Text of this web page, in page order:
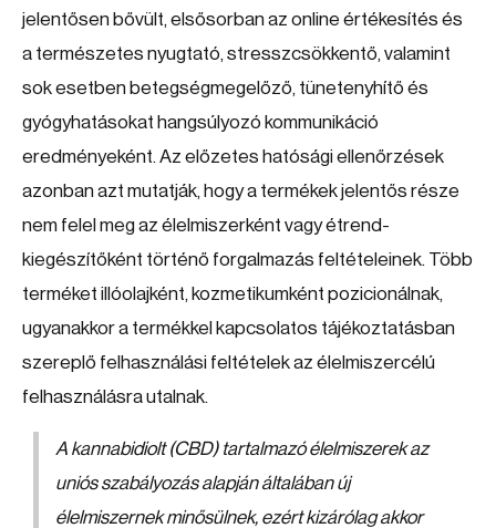
jelentősen bővült, elsősorban az online értékesítés és
a természetes nyugtató, stresszcsökkentő, valamint
sok esetben betegségmegelőző, tünetenyhítő és
gyógyhatásokat hangsúlyozó kommunikáció
eredményeként. Az előzetes hatósági ellenőrzések
azonban azt mutatják, hogy a termékek jelentős része
nem felel meg az élelmiszerként vagy étrend-
kiegészítőként történő forgalmazás feltételeinek. Több
terméket illóolajként, kozmetikumként pozicionálnak,
ugyanakkor a termékkel kapcsolatos tájékoztatásban
szereplő felhasználási feltételek az élelmiszercélú
felhasználásra utalnak.
A kannabidiolt (CBD) tartalmazó élelmiszerek az
uniós szabályozás alapján általában új
élelmiszernek minősülnek, ezért kizárólag akkor